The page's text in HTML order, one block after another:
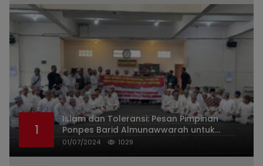
1
Islam dan Toleransi: Pesan Pimpinan
Ponpes Barid Almunawwarah untuk
Indonesia
01/07/2024 1029